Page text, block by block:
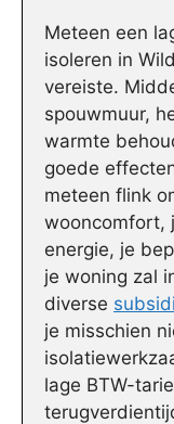
Meteen een
isoleren in
vereiste.
spouwmuur,
warmte
goede
meteen flink
wooncomfort,
energie, je
je woning zal
diverse
je misschien
lage BTW-